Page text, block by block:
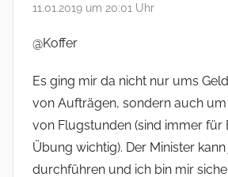
11.01.2019 um 20:01 Uhr
@Koffer
Es ging mir da nicht nur ums
von Aufträgen, sondern auch
von Flugstunden (sind immer für
Übung wichtig). Der Minister
durchführen und ich bin mir